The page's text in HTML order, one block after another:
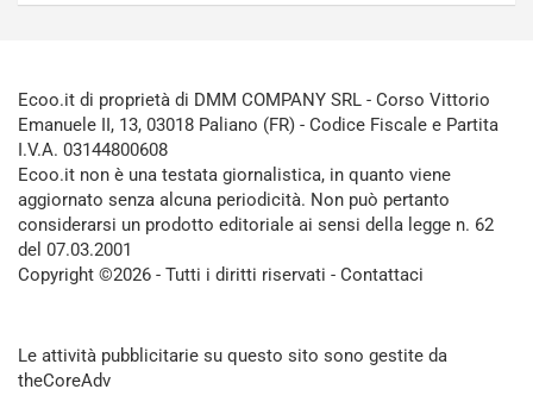
Ecoo.it di proprietà di DMM COMPANY SRL - Corso Vittorio
Emanuele II, 13, 03018 Paliano (FR) - Codice Fiscale e Partita
I.V.A. 03144800608
Ecoo.it non è una testata giornalistica, in quanto viene
aggiornato senza alcuna periodicità. Non può pertanto
considerarsi un prodotto editoriale ai sensi della legge n. 62
del 07.03.2001
Copyright ©2026 - Tutti i diritti riservati - Contattaci
Le attività pubblicitarie su questo sito sono gestite da
theCoreAdv